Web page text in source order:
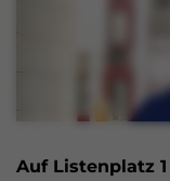
Auf Listenplatz